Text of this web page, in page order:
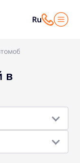
Ru
в Толмачево
в